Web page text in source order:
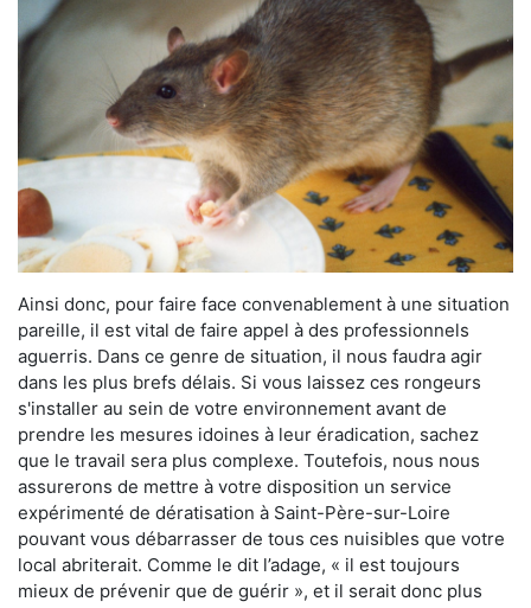
Ainsi donc, pour faire face convenablement à une situation
pareille, il est vital de faire appel à des professionnels
aguerris. Dans ce genre de situation, il nous faudra agir
dans les plus brefs délais. Si vous laissez ces rongeurs
s'installer au sein de votre environnement avant de
prendre les mesures idoines à leur éradication, sachez
que le travail sera plus complexe. Toutefois, nous nous
assurerons de mettre à votre disposition un service
expérimenté de dératisation à Saint-Père-sur-Loire
pouvant vous débarrasser de tous ces nuisibles que votre
local abriterait. Comme le dit l’adage, « il est toujours
mieux de prévenir que de guérir », et il serait donc plus